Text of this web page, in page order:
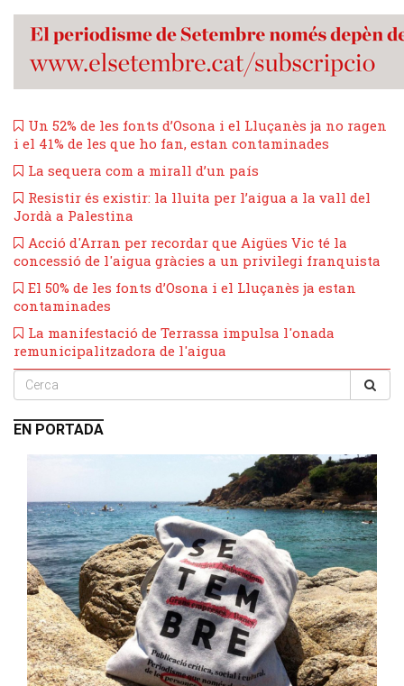
Un 52% de les fonts d’Osona i el Lluçanès ja no ragen
i el 41% de les que ho fan, estan contaminades
La sequera com a mirall d’un país
​Resistir és existir: la lluita per l’aigua a la vall del
Jordà a Palestina
Acció d'Arran per recordar que Aigües Vic té la
concessió de l'aigua gràcies a un privilegi franquista
El 50% de les fonts d’Osona i el Lluçanès ja estan
contaminades
​La manifestació de Terrassa impulsa l'onada
remunicipalitzadora de l'aigua
EN PORTADA